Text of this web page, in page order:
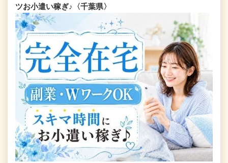
ツお小遣い稼ぎ♪〈千葉県〉